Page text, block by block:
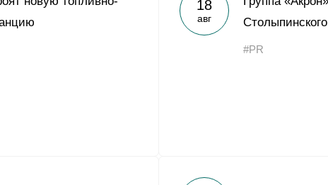
Yong Sheng Feng
Acron Argentina S.R.L
18
авг
#PR